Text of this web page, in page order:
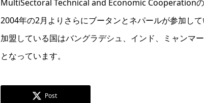
MultiSectoral Technical and Economic Cooperation
2004年の2月よりさらにブータンとネパールが参加し
加盟している国はバングラデシュ、インド、ミャンマ
となっています。
Post